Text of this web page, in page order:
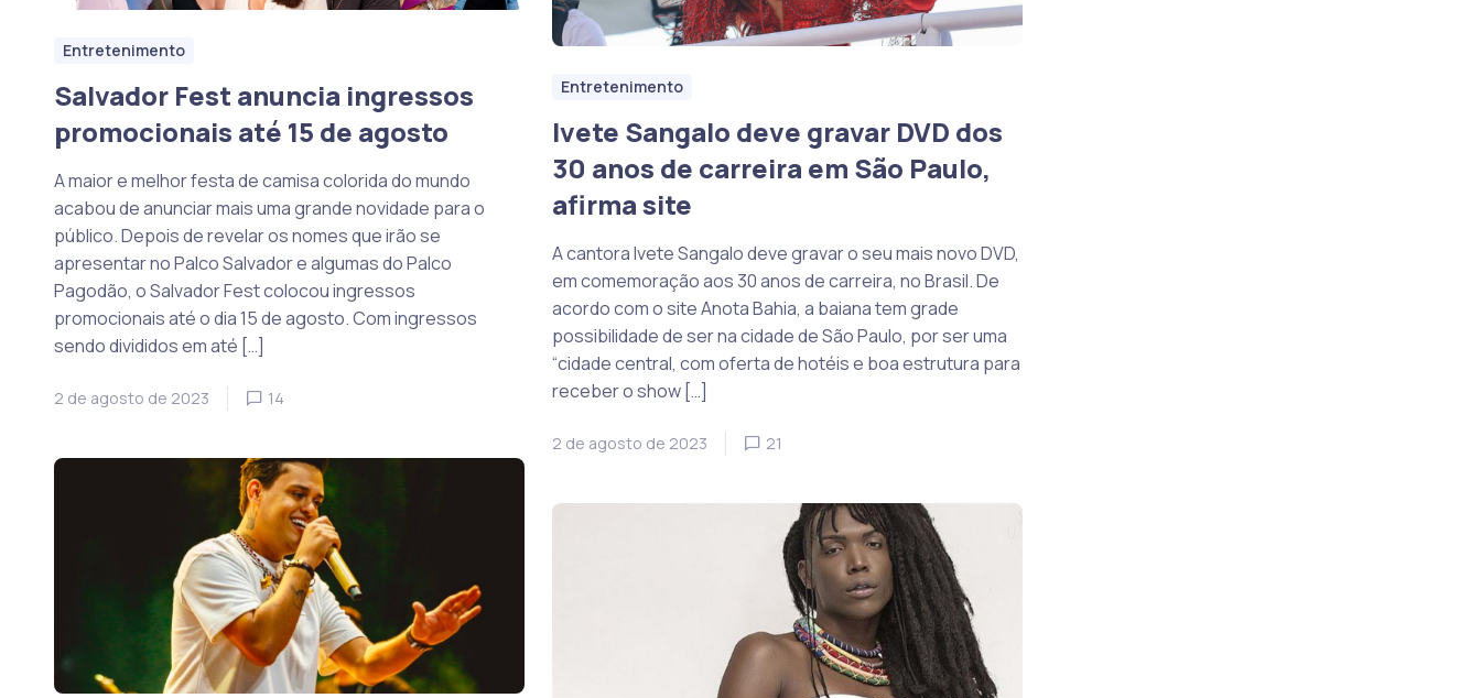
Entretenimento
Salvador Fest anuncia ingressos
promocionais até 15 de agosto
A maior e melhor festa de camisa colorida do mundo
acabou de anunciar mais uma grande novidade para o
público. Depois de revelar os nomes que irão se
apresentar no Palco Salvador e algumas do Palco
Pagodão, o Salvador Fest colocou ingressos
promocionais até o dia 15 de agosto. Com ingressos
sendo divididos em até […]
2 de agosto de 2023 14
Entretenimento
Ivete Sangalo deve gravar DVD dos
30 anos de carreira em São Paulo,
afirma site
A cantora Ivete Sangalo deve gravar o seu mais novo DVD,
em comemoração aos 30 anos de carreira, no Brasil. De
acordo com o site Anota Bahia, a baiana tem grade
possibilidade de ser na cidade de São Paulo, por ser uma
“cidade central, com oferta de hotéis e boa estrutura para
receber o show […]
2 de agosto de 2023 21